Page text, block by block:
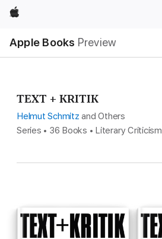
Apple
Apple Books Preview
Nav
Open
Menu
TEXT + KRITIK
Helmut Schmitz and Others
Series • 36 Books • Literary Criticism